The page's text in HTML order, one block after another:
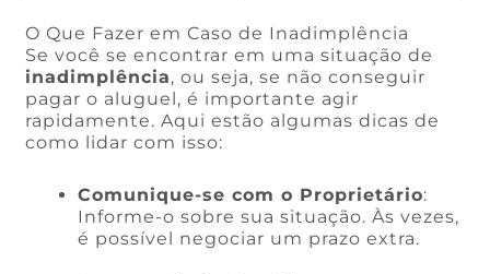
O Que Fazer em Caso de Inadimplência
Se você se encontrar em uma situação de
inadimplência, ou seja, se não conseguir
pagar o aluguel, é importante agir
rapidamente. Aqui estão algumas dicas de
como lidar com isso:
Comunique-se com o Proprietário:
Informe-o sobre sua situação. Às vezes,
é possível negociar um prazo extra.